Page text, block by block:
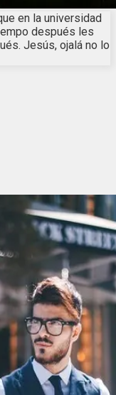
en la universidad
después les
Jesús, ojalá no lo